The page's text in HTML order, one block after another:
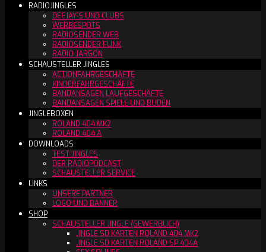
RADIOJINGLES
DEEJAY´S UND CLUBS
WERBESPOTS
RADIOSENDER WEB
RADIOSENDER FUNK
RADIO JARGON
SCHAUSTELLER JINGLES
ACTIONFAHRGESCHÄFTE
KINDERFAHRGESCHÄFTE
BANDANSAGEN LAUFGESCHÄFTE
BANDANSAGEN SPIELE UND BUDEN
JINGLEBOXEN
ROLAND 404 MK2
ROLAND 404 A
DOWNLOADS
TEST JINGLES
DER RADIOPODCAST
SCHAUSTELLER SERVICE
LINKS
UNSERE PARTNER
LOGO UND BANNER
SHOP
SCHAUSTELLER JINGLE (GEWERBLICH)
JINGLE SD KARTEN ROLAND 404 MK2
JINGLE SD KARTEN ROLAND SP 404A